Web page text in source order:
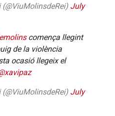
July
comença llegint
de la violència
ocasió llegeix el
July